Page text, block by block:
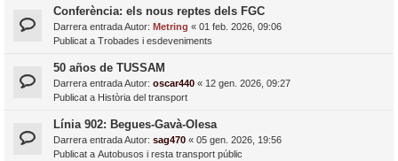
Conferència: els nous reptes dels FGC
Darrera entrada Autor: Metring « 01 feb. 2026, 09:06
Publicat a Trobades i esdeveniments
50 años de TUSSAM
Darrera entrada Autor: oscar440 « 12 gen. 2026, 09:27
Publicat a Història del transport
Línia 902: Begues-Gavà-Olesa
Darrera entrada Autor: sag470 « 05 gen. 2026, 19:56
Publicat a Autobusos i resta transport públic